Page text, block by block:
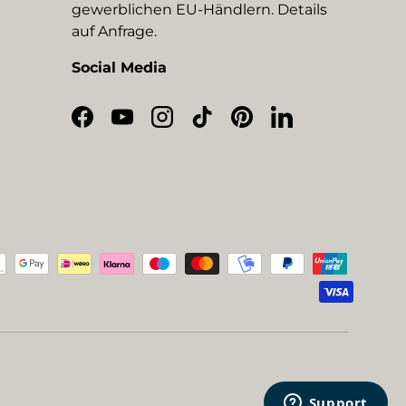
gewerblichen EU-Händlern. Details
auf Anfrage.
Social Media
Facebook
YouTubeInstagram
TikTokPinterestLinkedIn